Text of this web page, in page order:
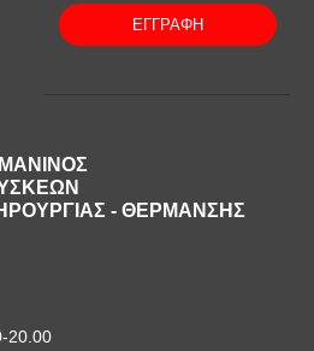
ΕΓΓΡΑΦΗ
- ΘΕΡΜΑΝΣΗΣ
20.00